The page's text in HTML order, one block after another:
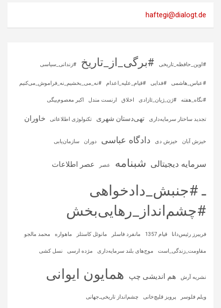
haftegi@dialogt.de
#اوین_حافظه_تاریخی #برگی_از_تاریخ #زندانی_سیاسی
#عباس_هاشمی #فدایی #قیام_علیه_اعدام #نه_می_بخشیم_نه_فراموش_می‌کنیم
#نگاه_هفته #ژن_ژیان_ئازادی اخلاق ارنست مندل اکبر معصوم‌بیگی
تجدید ساختار سرمایه‌داری تهی‌دستان شهری تکنولوژی اطلاعاتی خاوران
خیزش آبان خیزش دی دادگاه عباسی دوران سازمان‌یابی
سرمایه‌ دیجیتالی شبنامه عصر عصر اطلاعات
ـ #جنبش_دادخواهی
#چشم‌انداز_رهایی‌بخش
فریبرز رئیس‌دانا قیام 1357 مانفرد فاسلر مانوئل کاستلز ماهواره‌ محمد مالجو
مقاومت_زندگی_است موج‌های بلند سرمایه‌داری مژده ارسی نسل کشی
نشریه آرش هم اندیشی چپ همایون ایوانی
ویلم فلوسر پرویز قلیچ‌خانی چشم‌انداز تاریخی‌ـ‌جهانی